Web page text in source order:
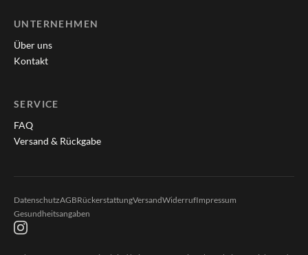
UNTERNEHMEN
Über uns
Kontakt
SERVICE
FAQ
Versand & Rückgabe
DatenschutzAGBRückerstattungVersandWiderrufImpressum
Gesundheitsangaben